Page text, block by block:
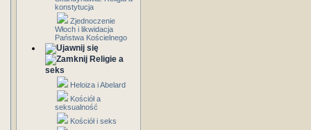
konstytucja
Zjednoczenie
Włoch i likwidacja
Państwa Kościelnego
Religie a
seks
Heloiza i Abelard
Kościół a
seksualność
Kościół i seks